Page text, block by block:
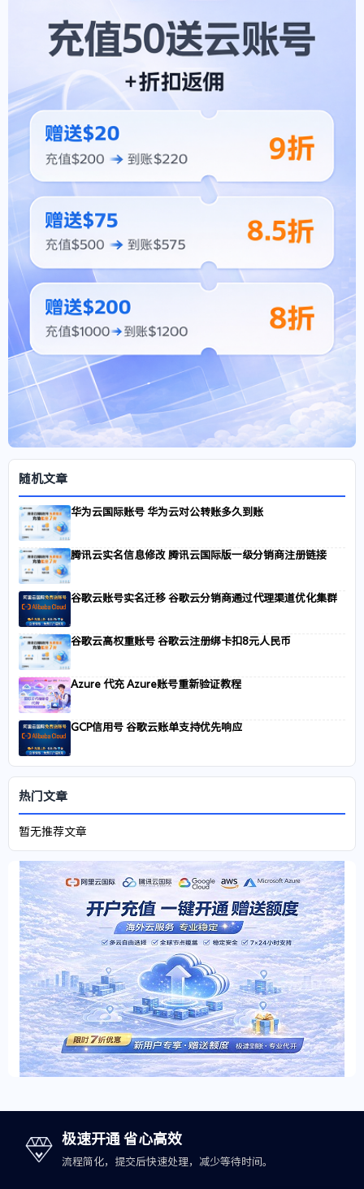
随机文章
华为云国际账号 华为云对公转账多久到账
腾讯云实名信息修改 腾讯云国际版一级分销商注册链接
谷歌云账号实名迁移 谷歌云分销商通过代理渠道优化集群
谷歌云高权重账号 谷歌云注册绑卡扣8元人民币
Azure 代充 Azure账号重新验证教程
GCP信用号 谷歌云账单支持优先响应
热门文章
暂无推荐文章
极速开通 省心高效
流程简化，提交后快速处理，减少等待时间。